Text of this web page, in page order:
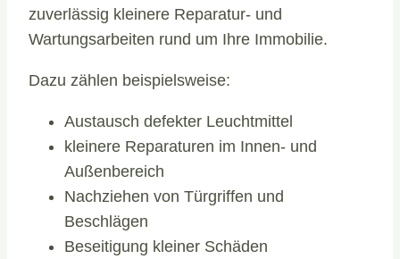
zuverlässig kleinere Reparatur- und
Wartungsarbeiten rund um Ihre Immobilie.
Dazu zählen beispielsweise:
Austausch defekter Leuchtmittel
kleinere Reparaturen im Innen- und
Außenbereich
Nachziehen von Türgriffen und
Beschlägen
Beseitigung kleiner Schäden